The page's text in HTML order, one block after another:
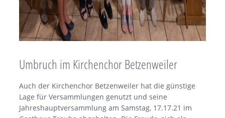
Umbruch im Kirchenchor Betzenweiler
Auch der Kirchenchor Betzenweiler hat die günstige
Lage für Versammlungen genutzt und seine
Jahreshauptversammlung am Samstag, 17.17.21 im